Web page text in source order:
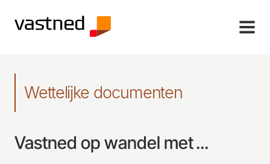
MENU
Wettelijke documenten
Vastned op wandel met ...